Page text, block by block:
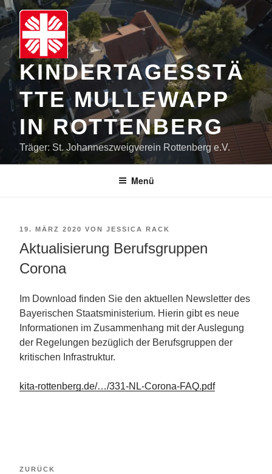
Zum
Inhalt
springen
KINDERTAGESSTÄ
TTE MULLEWAPP
IN ROTTENBERG
Träger: St. Johanneszweigverein Rottenberg e.V.
Menü
VERÖFFENTLICHT
AM
19. MÄRZ 2020 VON JESSICA RACK
Aktualisierung Berufsgruppen
Corona
Im Download finden Sie den aktuellen Newsletter des
Bayerischen Staatsministerium. Hierin gibt es neue
Informationen im Zusammenhang mit der Auslegung
der Regelungen bezüglich der Berufsgruppen der
kritischen Infrastruktur.
kita-rottenberg.de/…/331-NL-Corona-FAQ.pdf
Vorheriger
ZURÜCK